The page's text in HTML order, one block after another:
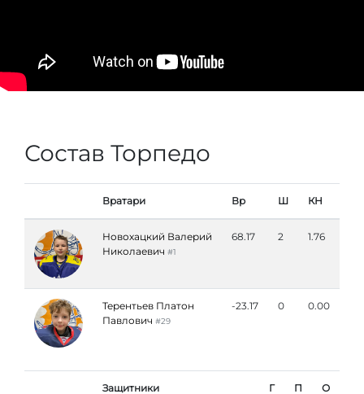
Состав Торпедо
Вратари Вр Ш КН
Новохацкий Валерий
Николаевич #1
68.17 2 1.76
Терентьев Платон
Павлович #29
-23.17 0 0.00
Защитники Г П О